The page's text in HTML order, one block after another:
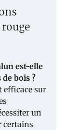
est-elle
de bois ?
efficace sur
un
certains